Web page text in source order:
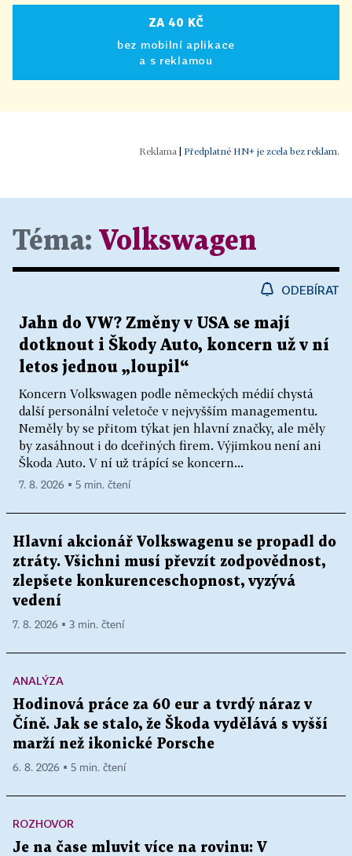
ZA 40 KČ
bez mobilní aplikace
a s reklamou
Předplatné HN+ je zcela bez reklam.
Téma: Volkswagen
ODEBÍRAT
Jahn do VW? Změny v USA se mají
dotknout i Škody Auto, koncern už v ní
letos jednou „loupil“
Koncern Volkswagen podle německých médií chystá
další personální veletoče v nejvyšším managementu.
Neměly by se přitom týkat jen hlavní značky, ale měly
by zasáhnout i do dceřiných firem. Výjimkou není ani
Škoda Auto. V ní už trápící se koncern...
7. 8. 2026 ▪ 5 min. čtení
Hlavní akcionář Volkswagenu se propadl do
ztráty. Všichni musí převzít zodpovědnost,
zlepšete konkurenceschopnost, vyzývá
vedení
7. 8. 2026 ▪ 3 min. čtení
ANALÝZA
Hodinová práce za 60 eur a tvrdý náraz v
Číně. Jak se stalo, že Škoda vydělává s vyšší
marží než ikonické Porsche
6. 8. 2026 ▪ 5 min. čtení
ROZHOVOR
Je na čase mluvit více na rovinu: V